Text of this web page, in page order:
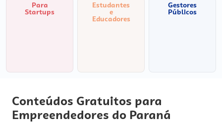
Para
Startups
Estudantes
e
Educadores
Gestores
Públicos
Conteúdos Gratuitos para
Empreendedores do Paraná